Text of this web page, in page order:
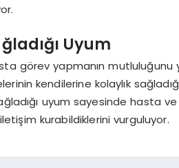
Uyum
görev yapmanın mutluluğunu
kendilerine kolaylık
uyum sayesinde hasta
kurabildiklerini vurguluyor.